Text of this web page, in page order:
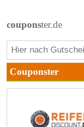
couponster.de